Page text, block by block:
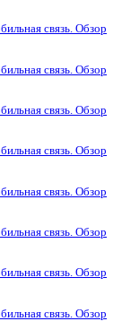
связь. Обзор
связь. Обзор
связь. Обзор
связь. Обзор
связь. Обзор
связь. Обзор
связь. Обзор
связь. Обзор